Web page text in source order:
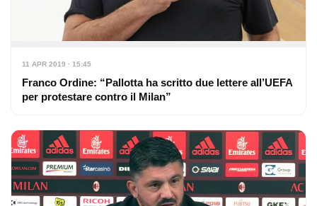
11 APR 2019 · 15:45
Franco Ordine: “Pallotta ha scritto due lettere all’UEFA
per protestare contro il Milan”